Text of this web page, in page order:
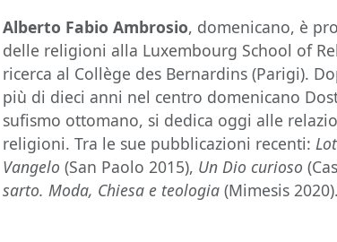
Alberto Fabio Ambrosio, domenicano, è
delle religioni alla Luxembourg School of
ricerca al Collège des Bernardins (Parigi).
più di dieci anni nel centro domenicano
sufismo ottomano, si dedica oggi alle
religioni. Tra le sue pubblicazioni recenti:
Vangelo (San Paolo 2015), Un Dio curioso
sarto. Moda, Chiesa e teologia (Mimesis 2020).